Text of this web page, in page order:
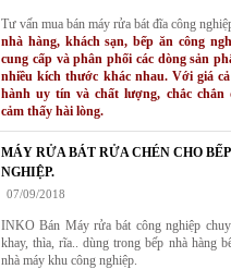
Tư vấn mua bán máy rửa bát đĩa công
nhà hàng, khách sạn, bếp ăn công
cung cấp và phân phối các dòng sản
nhiều kích thước khác nhau. Với giá
hành uy tín và chất lượng, chắc chắn
cảm thấy hài lòng.
MÁY RỬA BÁT RỬA CHÉN CHO
NGHIỆP.
07/09/2018
INKO Bán Máy rửa bát công nghiệp
khay, thìa, rĩa.. dùng trong bếp nhà hàng
nhà máy khu công nghiệp.